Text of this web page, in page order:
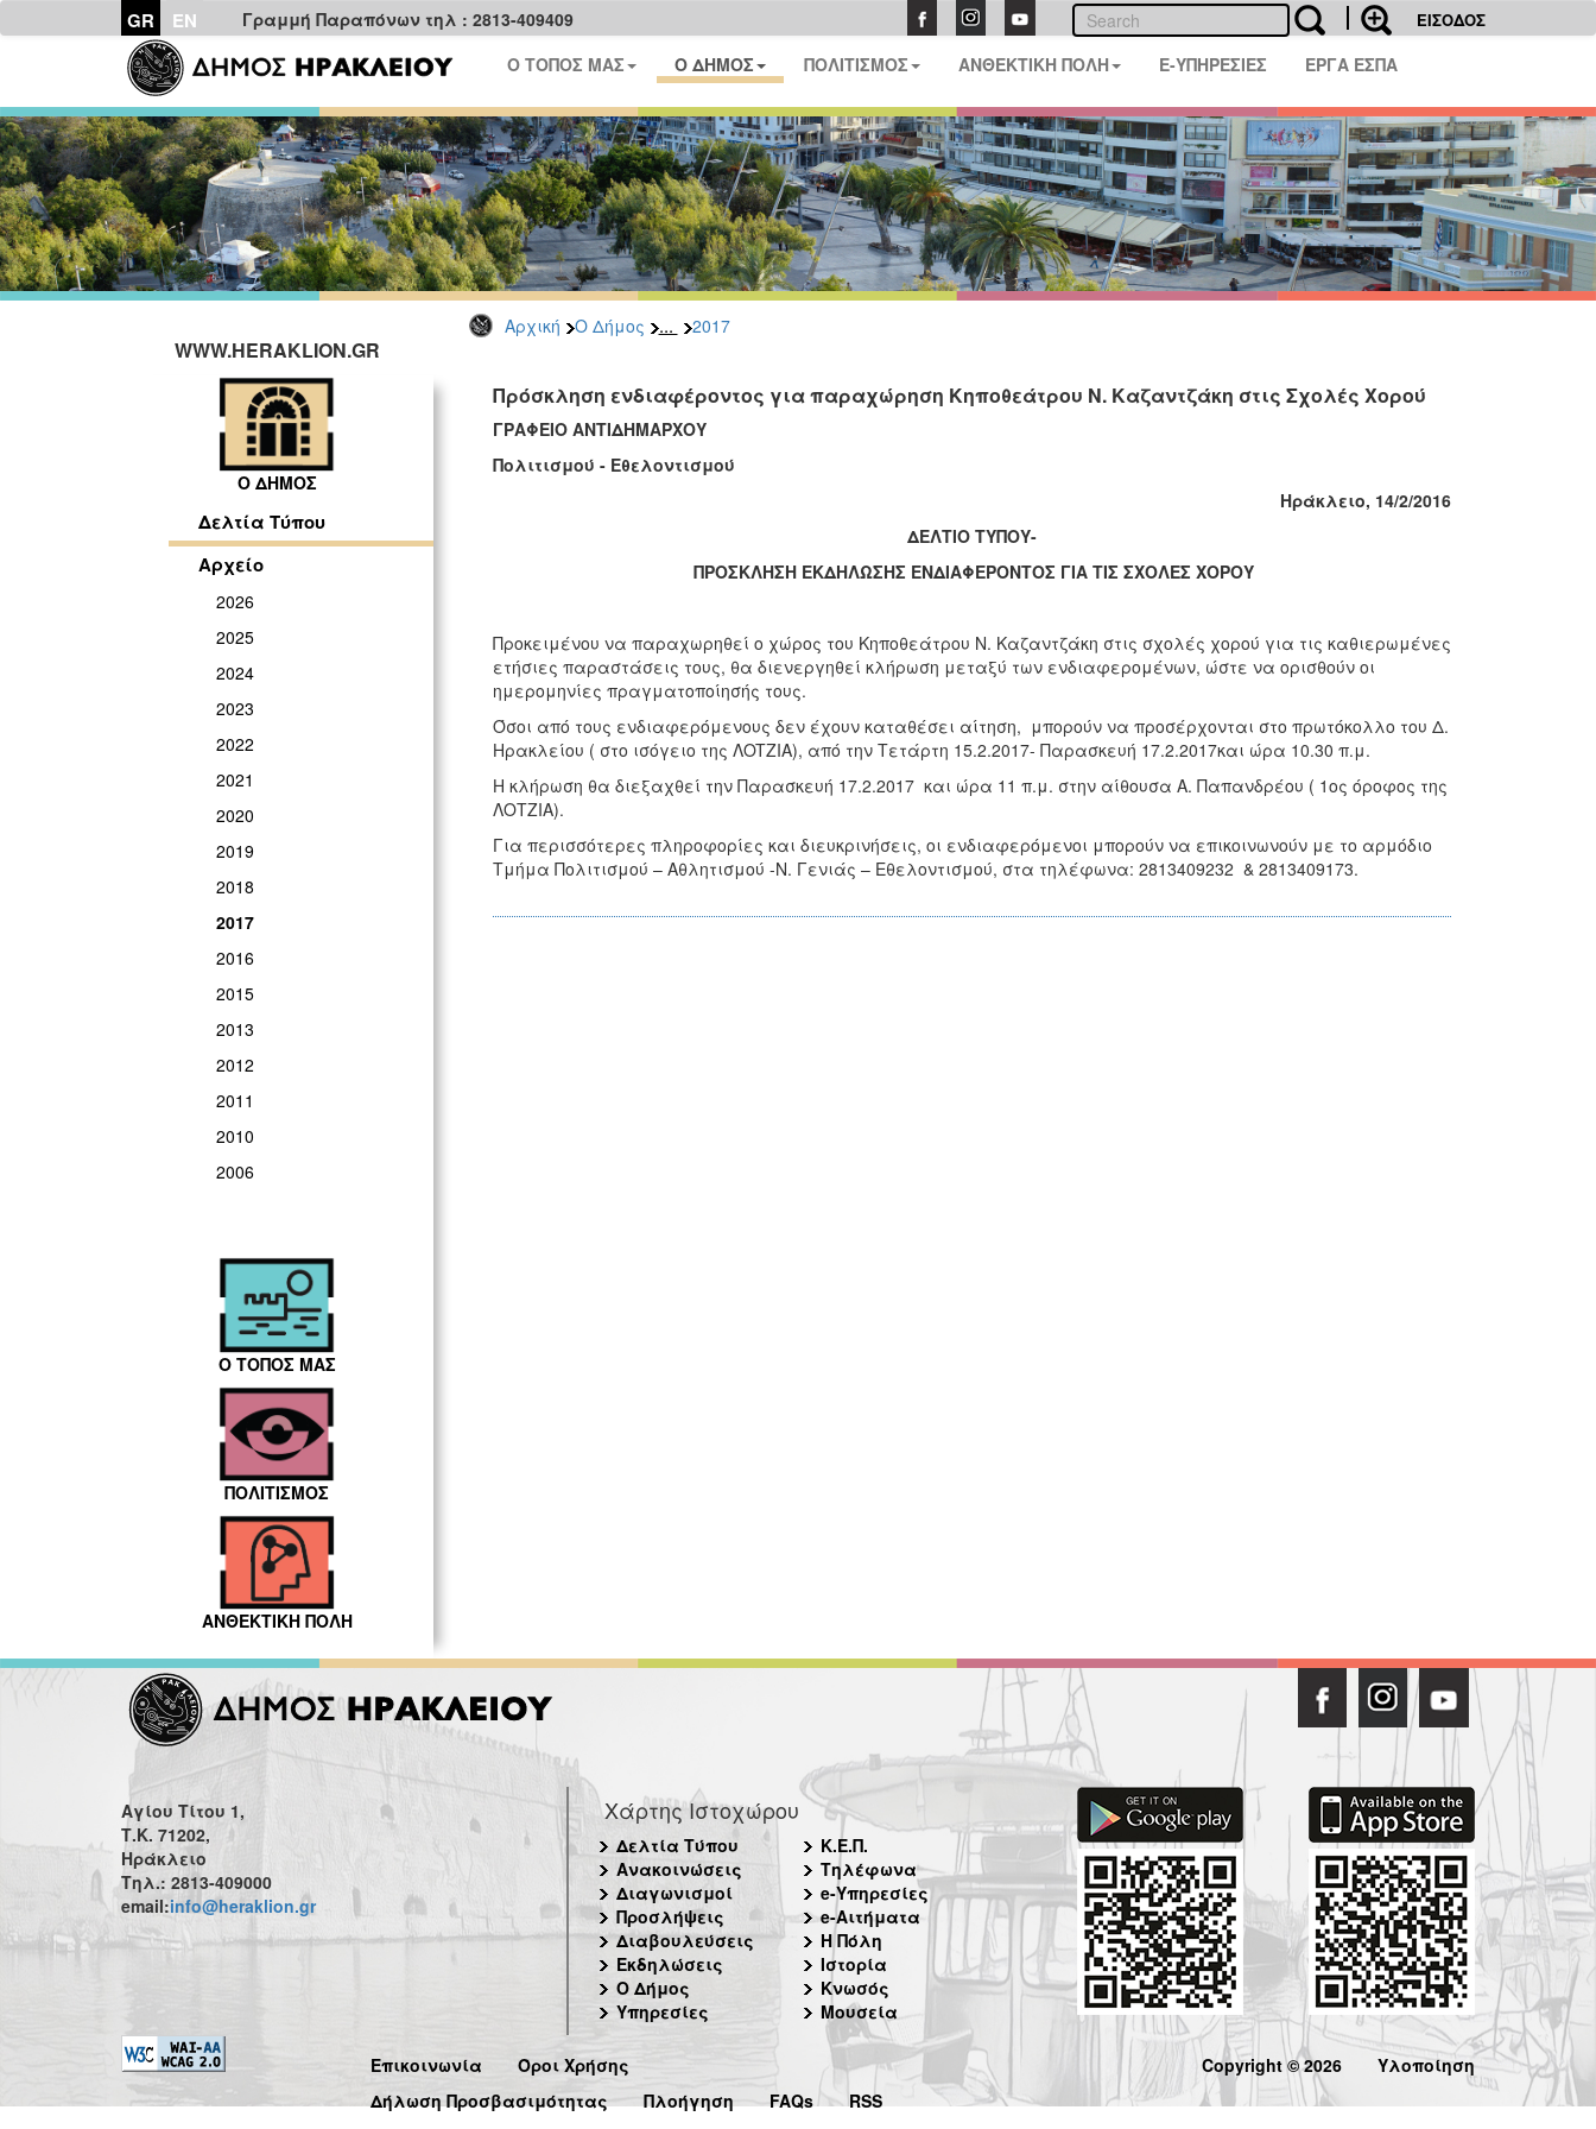
GR EN Γραμμή Παραπόνων τηλ : 2813-409409 ΕΙΣΟΔΟΣ
Ο ΤΟΠΟΣ ΜΑΣ Ο ΔΗΜΟΣ ΠΟΛΙΤΙΣΜΟΣ ΑΝΘΕΚΤΙΚΗ ΠΟΛΗ E-ΥΠΗΡΕΣΙΕΣ ΕΡΓΑ ΕΣΠΑ
Αρχική Ο Δήμος ... 2017
WWW.HERAKLION.GR
Ο ΔΗΜΟΣ
Δελτία Τύπου
Αρχείο
2026
2025
2024
2023
2022
2021
2020
2019
2018
2017
2016
2015
2013
2012
2011
2010
2006
Ο ΤΟΠΟΣ ΜΑΣ
ΠΟΛΙΤΙΣΜΟΣ
ΑΝΘΕΚΤΙΚΗ ΠΟΛΗ
Πρόσκληση ενδιαφέροντος για παραχώρηση Κηποθεάτρου Ν. Καζαντζάκη στις Σχολές Χορού
ΓΡΑΦΕΙΟ ΑΝΤΙΔΗΜΑΡΧΟΥ
Πολιτισμού - Eθελοντισμού
Ηράκλειο, 14/2/2016
ΔΕΛΤΙΟ ΤΥΠΟΥ-
ΠΡΟΣΚΛΗΣΗ ΕΚΔΗΛΩΣΗΣ ΕΝΔΙΑΦΕΡΟΝΤΟΣ ΓΙΑ ΤΙΣ ΣΧΟΛΕΣ ΧΟΡΟΥ
Προκειμένου να παραχωρηθεί ο χώρος του Κηποθεάτρου Ν. Καζαντζάκη στις σχολές χορού για τις καθιερωμένες
ετήσιες παραστάσεις τους, θα διενεργηθεί κλήρωση μεταξύ των ενδιαφερομένων, ώστε να ορισθούν οι
ημερομηνίες πραγματοποίησής τους.
Όσοι από τους ενδιαφερόμενους δεν έχουν καταθέσει αίτηση, μπορούν να προσέρχονται στο πρωτόκολλο του Δ.
Ηρακλείου ( στο ισόγειο της ΛOTZIA), από την Τετάρτη 15.2.2017- Παρασκευή 17.2.2017και ώρα 10.30 π.μ.
Η κλήρωση θα διεξαχθεί την Παρασκευή 17.2.2017 και ώρα 11 π.μ. στην αίθουσα Α. Παπανδρέου ( 1ος όροφος της
ΛΟΤΖΙΑ).
Για περισσότερες πληροφορίες και διευκρινήσεις, οι ενδιαφερόμενοι μπορούν να επικοινωνούν με το αρμόδιο
Τμήμα Πολιτισμού – Αθλητισμού -Ν. Γενιάς – Εθελοντισμού, στα τηλέφωνα: 2813409232 & 2813409173.
Αγίου Τίτου 1,
Τ.Κ. 71202,
Ηράκλειο
Τηλ.: 2813-409000
email:info@heraklion.gr
Χάρτης Ιστοχώρου
Δελτία Τύπου
Ανακοινώσεις
Διαγωνισμοί
Προσλήψεις
Διαβουλεύσεις
Εκδηλώσεις
Ο Δήμος
Υπηρεσίες
Κ.Ε.Π.
Τηλέφωνα
e-Υπηρεσίες
e-Αιτήματα
Η Πόλη
Ιστορία
Κνωσός
Μουσεία
Επικοινωνία
Όροι Χρήσης
Δήλωση Προσβασιμότητας
Πλοήγηση FAQs RSS
Copyright © 2026 Υλοποίηση